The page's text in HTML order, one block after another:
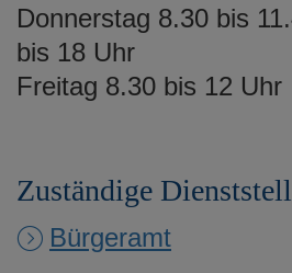
Donnerstag 8.30 bis
bis 18 Uhr
Freitag 8.30 bis 12 Uhr
Zuständige
Bürgeramt